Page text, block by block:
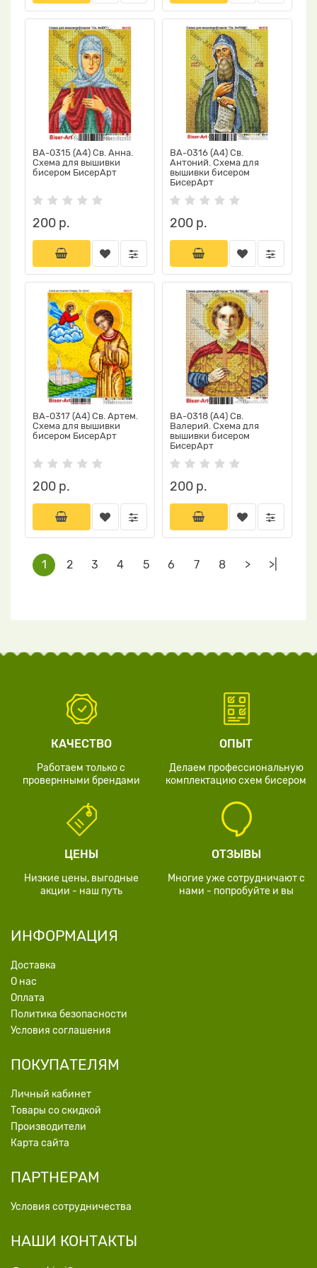
ВА-0315 (А4) Св. Анна.
Схема для вышивки
бисером БисерАрт
200 р.
ВА-0316 (А4) Св.
Антоний. Схема для
вышивки бисером
БисерАрт
200 р.
ВА-0317 (А4) Св. Артем.
Схема для вышивки
бисером БисерАрт
200 р.
ВА-0318 (А4) Св.
Валерий. Схема для
вышивки бисером
БисерАрт
200 р.
1 2 3 4 5 6 7 8 > >|
КАЧЕСТВО
Работаем только с
провернными брендами
ОПЫТ
Делаем профессиональную
комплектацию схем бисером
ЦЕНЫ
Низкие цены, выгодные
акции - наш путь
ОТЗЫВЫ
Многие уже сотрудничают с
нами - попробуйте и вы
ИНФОРМАЦИЯ
Доставка
О нас
Оплата
Политика безопасности
Условия соглашения
ПОКУПАТЕЛЯМ
Личный кабинет
Товары со скидкой
Производители
Карта сайта
ПАРТНЕРАМ
Условия сотрудничества
НАШИ КОНТАКТЫ